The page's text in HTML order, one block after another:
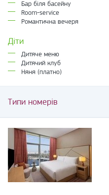
Бар біля басейну
Room-service
Романтична вечеря
Діти
Дитяче меню
Дитячий клуб
Няня (платно)
Типи номерів